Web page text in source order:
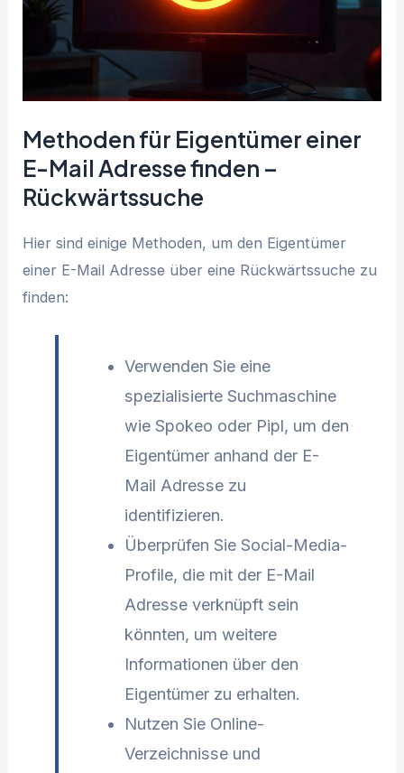
Methoden für Eigentümer einer
E-Mail Adresse finden –
Rückwärtssuche
Hier sind einige Methoden, um den Eigentümer
einer E-Mail Adresse über eine Rückwärtssuche zu
finden:
Verwenden Sie eine
spezialisierte Suchmaschine
wie Spokeo oder Pipl, um den
Eigentümer anhand der E-
Mail Adresse zu
identifizieren.
Überprüfen Sie Social-Media-
Profile, die mit der E-Mail
Adresse verknüpft sein
könnten, um weitere
Informationen über den
Eigentümer zu erhalten.
Nutzen Sie Online-
Verzeichnisse und